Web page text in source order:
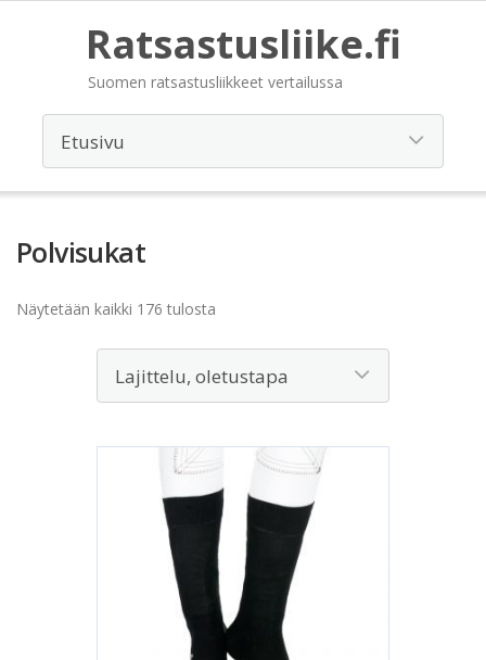
Ratsastusliike.fi
Suomen ratsastusliikkeet vertailussa
Polvisukat
Näytetään kaikki 176 tulosta